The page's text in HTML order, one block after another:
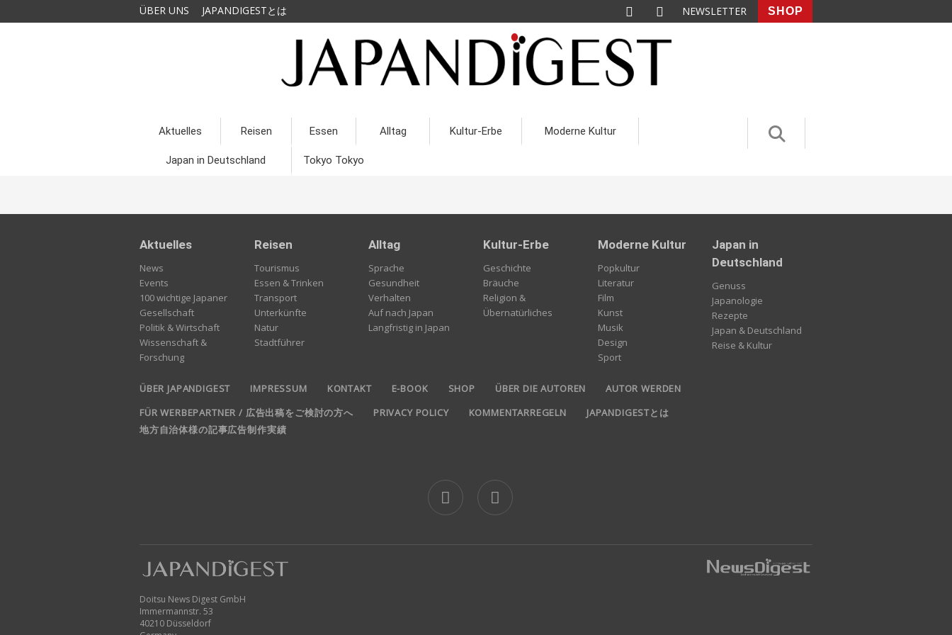
ÜBER UNS JAPANDIGESTとは NEWSLETTER SHOP
Aktuelles Reisen Essen Alltag Kultur-Erbe Moderne Kultur
Japan in Deutschland Tokyo Tokyo
Aktuelles
News
Events
100 wichtige Japaner
Gesellschaft
Politik & Wirtschaft
Wissenschaft &
Forschung
Reisen
Tourismus
Essen & Trinken
Transport
Unterkünfte
Natur
Stadtführer
Alltag
Sprache
Gesundheit
Verhalten
Auf nach Japan
Langfristig in Japan
Kultur-Erbe
Geschichte
Bräuche
Religion &
Übernatürliches
Moderne Kultur
Popkultur
Literatur
Film
Kunst
Musik
Design
Sport
Japan in
Deutschland
Genuss
Japanologie
Rezepte
Japan & Deutschland
Reise & Kultur
ÜBER JAPANDIGEST IMPRESSUM KONTAKT E-BOOK SHOP ÜBER DIE AUTOREN
AUTOR WERDEN
FÜR WERBEPARTNER / 広告出稿をご検討の方へ
PRIVACY POLICY KOMMENTARREGELN
JAPANDIGESTとは
地方自治体様の記事広告制作実績
Doitsu News Digest GmbH
Immermannstr. 53
40210 Düsseldorf